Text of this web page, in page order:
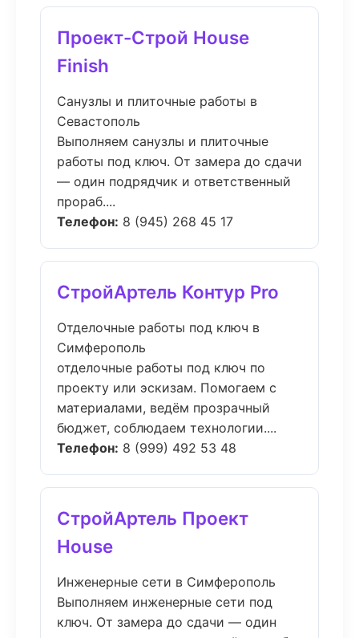
Проект-Строй House
Finish
Санузлы и плиточные работы в
Севастополь
Выполняем санузлы и плиточные
работы под ключ. От замера до сдачи
— один подрядчик и ответственный
прораб....
Телефон: 8 (945) 268 45 17
СтройАртель Контур Pro
Отделочные работы под ключ в
Симферополь
отделочные работы под ключ по
проекту или эскизам. Помогаем с
материалами, ведём прозрачный
бюджет, соблюдаем технологии....
Телефон: 8 (999) 492 53 48
СтройАртель Проект
House
Инженерные сети в Симферополь
Выполняем инженерные сети под
ключ. От замера до сдачи — один